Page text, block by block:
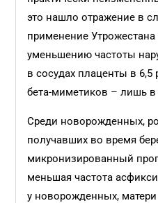
это нашло отражение в
применение
уменьшению частоты
в сосудах плаценты в 6,5
бета-миметиков – лишь в
Среди новорожденных,
получавших во время
микронизированный
меньшая частота
у новорожденных,